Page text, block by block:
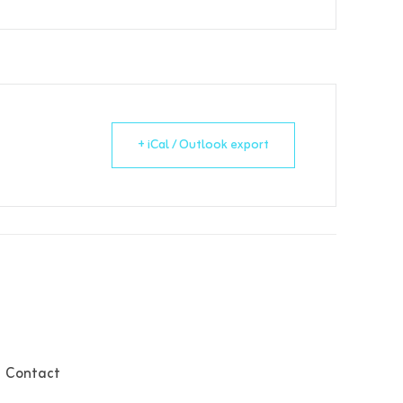
+ iCal / Outlook export
Contact